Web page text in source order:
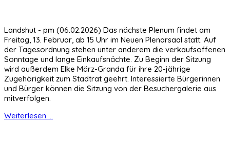
Landshut - pm (06.02.2026) Das nächste Plenum findet am
Freitag, 13. Februar, ab 15 Uhr im Neuen Plenarsaal statt. Auf
der Tagesordnung stehen unter anderem die verkaufsoffenen
Sonntage und lange Einkaufsnächte. Zu Beginn der Sitzung
wird außerdem Elke März-Granda für ihre 20-jährige
Zugehörigkeit zum Stadtrat geehrt. Interessierte Bürgerinnen
und Bürger können die Sitzung von der Besuchergalerie aus
mitverfolgen.
Weiterlesen ...